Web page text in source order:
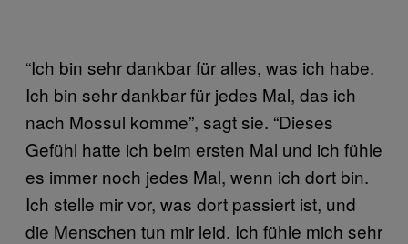
“Ich bin sehr dankbar für alles, was ich habe.
Ich bin sehr dankbar für jedes Mal, das ich
nach Mossul komme”, sagt sie. “Dieses
Gefühl hatte ich beim ersten Mal und ich fühle
es immer noch jedes Mal, wenn ich dort bin.
Ich stelle mir vor, was dort passiert ist, und
die Menschen tun mir leid. Ich fühle mich sehr